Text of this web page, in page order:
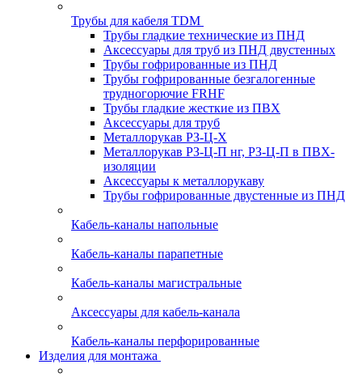
Трубы для кабеля TDM
Трубы гладкие технические из ПНД
Аксессуары для труб из ПНД двустенных
Трубы гофрированные из ПНД
Трубы гофрированные безгалогенные
трудногорючие FRHF
Трубы гладкие жесткие из ПВХ
Аксессуары для труб
Металлорукав РЗ-Ц-Х
Металлорукав РЗ-Ц-П нг, РЗ-Ц-П в ПВХ-
изоляции
Аксессуары к металлорукаву
Трубы гофрированные двустенные из ПНД
Кабель-каналы напольные
Кабель-каналы парапетные
Кабель-каналы магистральные
Аксессуары для кабель-канала
Кабель-каналы перфорированные
Изделия для монтажа